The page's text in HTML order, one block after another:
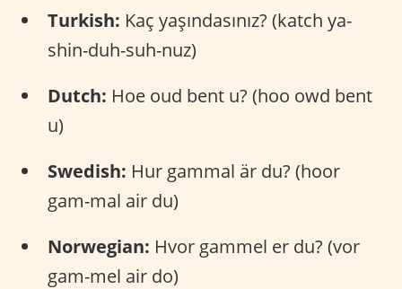
Turkish: Kaç yaşındasınız? (katch ya-
shin-duh-suh-nuz)
Dutch: Hoe oud bent u? (hoo owd bent
u)
Swedish: Hur gammal är du? (hoor
gam-mal air du)
Norwegian: Hvor gammel er du? (vor
gam-mel air do)